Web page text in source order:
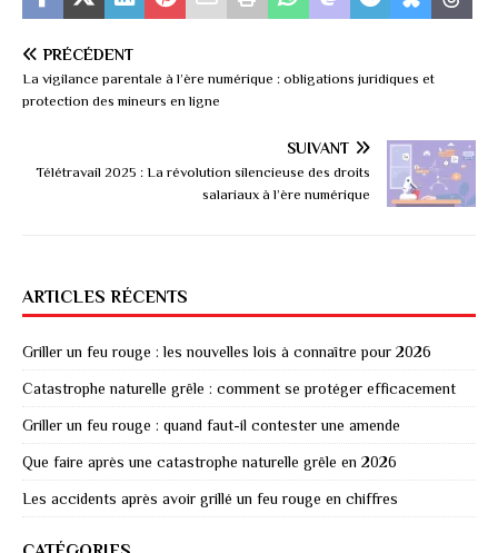
PRÉCÉDENT
La vigilance parentale à l’ère numérique : obligations juridiques et
protection des mineurs en ligne
SUIVANT
Télétravail 2025 : La révolution silencieuse des droits
salariaux à l’ère numérique
ARTICLES RÉCENTS
Griller un feu rouge : les nouvelles lois à connaître pour 2026
Catastrophe naturelle grêle : comment se protéger efficacement
Griller un feu rouge : quand faut-il contester une amende
Que faire après une catastrophe naturelle grêle en 2026
Les accidents après avoir grillé un feu rouge en chiffres